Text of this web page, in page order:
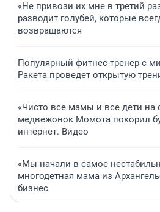
«Не привози их мне в третий
разводит голубей, которые
возвращаются
Популярный фитнес-тренер с
Ракета проведет открытую
«Чисто все мамы и все дети на
медвежонок Момота покорил
интернет. Видео
«Мы начали в самое
многодетная мама из
бизнес